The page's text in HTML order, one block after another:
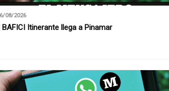
08/2026
BAFICI Itinerante llega a Pinamar